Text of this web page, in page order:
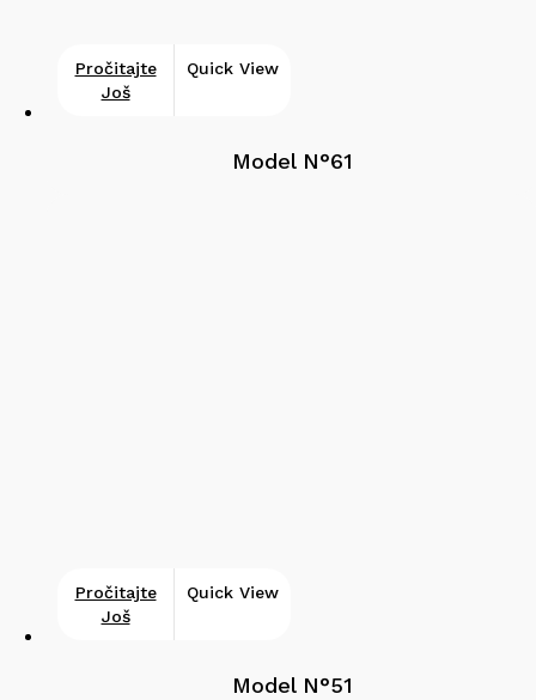
Pročitajte
Još
Quick View
Model N°61
Pročitajte
Još
Quick View
Model N°51